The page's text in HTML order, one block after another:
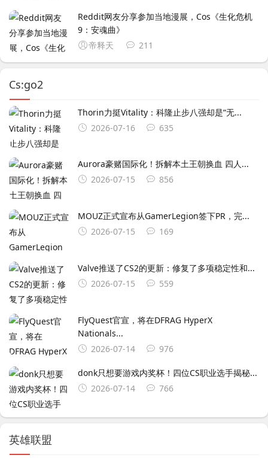
Reddit网友分享参加当地漫展，Cos《生化危机
9：安魂曲》
帝释天
211
Cs:go2
Thorin力挺Vitality：科隆止步八强却是“无...
2026-07-16
635
Aurora豪赌国际化！拆解本土王朝换血 四人...
2026-07-15
856
MOUZ正式宣布从GamerLegion签下⁠PR⁠，完...
2026-07-15
169
Valve推送了CS2的更新：修复了多项稳定性和...
2026-07-15
559
FlyQuest官宣，将在DFRAG HyperX
Nationals...
2026-07-14
976
donk只想要游戏内奖杯！四位CS职业选手揭秘...
2026-07-14
766
英雄联盟